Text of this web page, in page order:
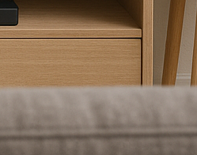
smart 4K con
il
per il
stanza